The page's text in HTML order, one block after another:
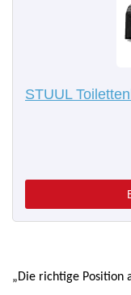
„Die richtige Position